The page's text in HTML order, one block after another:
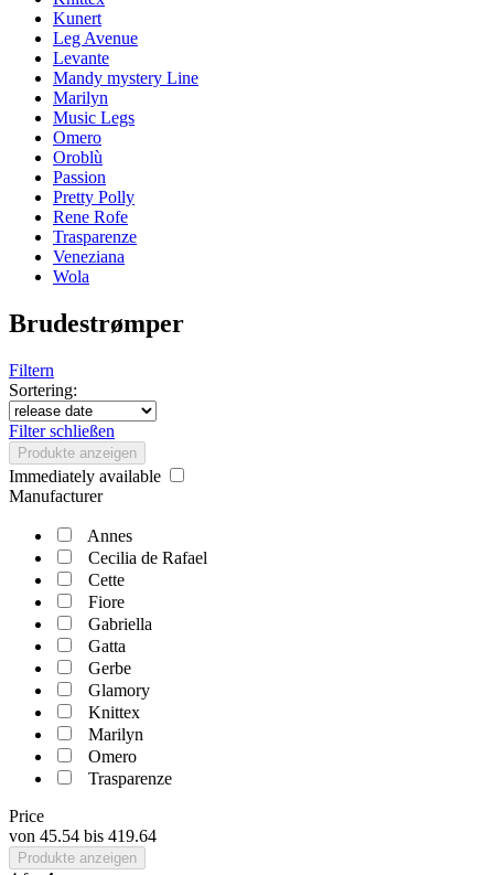
Kunert
Leg Avenue
Levante
Mandy mystery Line
Marilyn
Music Legs
Omero
Oroblù
Passion
Pretty Polly
Rene Rofe
Trasparenze
Veneziana
Wola
Brudestrømper
Filtern
Sortering:
Filter schließen
Produkte anzeigen
Immediately available
Manufacturer
Annes
Cecilia de Rafael
Cette
Fiore
Gabriella
Gatta
Gerbe
Glamory
Knittex
Marilyn
Omero
Trasparenze
Price
von 45.54 bis 419.64
Produkte anzeigen